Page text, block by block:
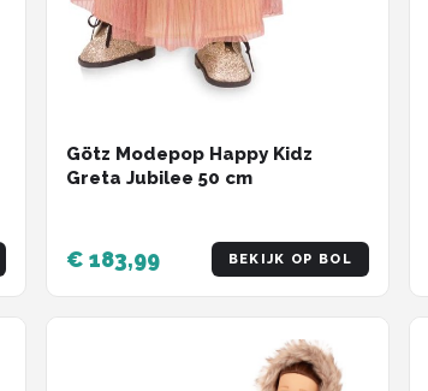
Götz Modepop Happy Kidz
Greta Jubilee 50 cm
€ 183,99 BEKIJK OP BOL